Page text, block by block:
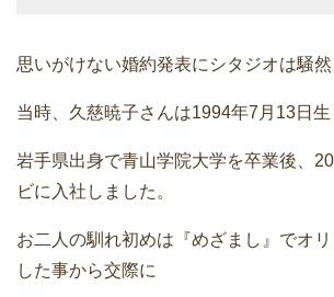
思いがけない婚約発表にシタジオは騒然
当時、久慈暁子さんは1994年7月13日
岩手県出身で青山学院大学を卒業後、
ビに入社しました。
お二人の馴れ初めは『めざまし』でオ
した事から交際に